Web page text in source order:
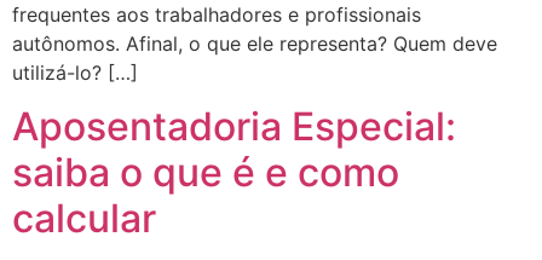
frequentes aos trabalhadores e profissionais
autônomos. Afinal, o que ele representa? Quem deve
utilizá-lo? […]
Aposentadoria Especial:
saiba o que é e como
calcular